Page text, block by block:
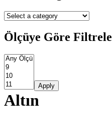
Ölçüye Göre Filtrele
Apply
Altın